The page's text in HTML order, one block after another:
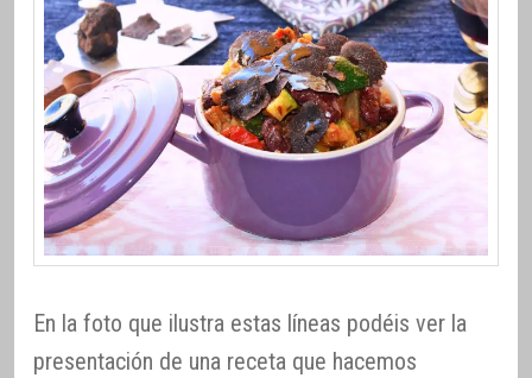
En la foto que ilustra estas líneas podéis ver la
presentación de una receta que hacemos